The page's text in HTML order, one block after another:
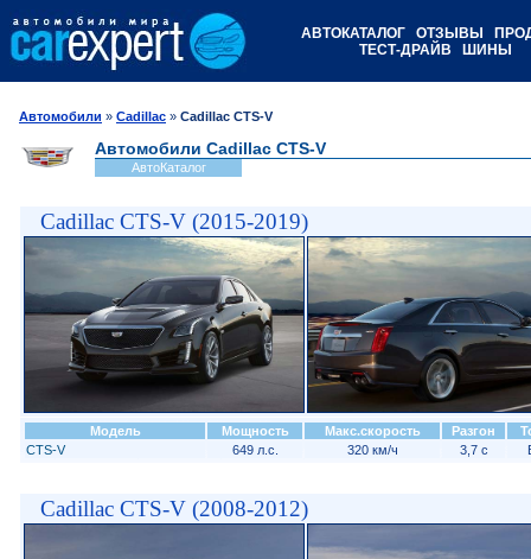
АВТОКАТАЛОГ ОТЗЫВЫ
ТЕСТ-ДРАЙВ
ШИНЫ
Автомобили » Cadillac » Cadillac CTS-V
Автомобили Cadillac CTS-V
АвтоКаталог
Cadillac CTS-V (2015-2019)
Модель Мощность Макс.скорость Разгон
CTS-V
649 л.с. 320 км/ч 3,7 с
Cadillac CTS-V (2008-2012)